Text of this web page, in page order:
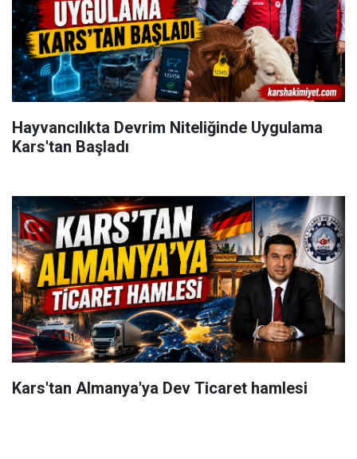
Hayvancılıkta Devrim Niteliğinde Uygulama
Kars'tan Başladı
Kars'tan Almanya'ya Dev Ticaret hamlesi